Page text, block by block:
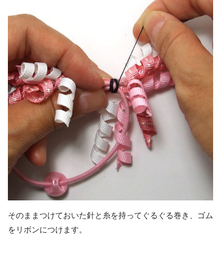
そのままつけておいた針と糸を持ってぐるぐる巻き、ゴム
をリボンにつけます。